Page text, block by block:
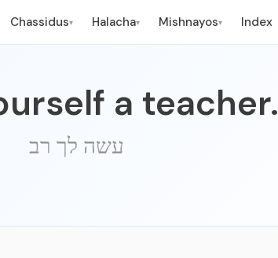
Chassidus▾ Halacha▾ Mishnayos▾ Index
a teacher.
עשה לך רב